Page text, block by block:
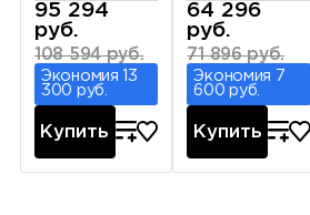
95 294
руб.
108 594 руб.
Экономия 13
300 руб.
Купить
64 296
руб.
71 896 руб.
Экономия 7
600 руб.
Купить